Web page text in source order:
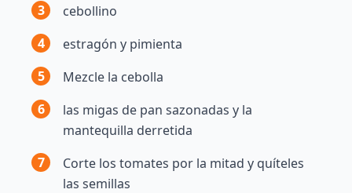
3
cebollino
4
estragón y pimienta
5
Mezcle la cebolla
6
las migas de pan sazonadas y la
mantequilla derretida
7
Corte los tomates por la mitad y quíteles
las semillas